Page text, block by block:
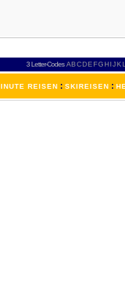
3 Letter-Codes ABCDEFGH IJKL
REISEN : SKIREISEN :